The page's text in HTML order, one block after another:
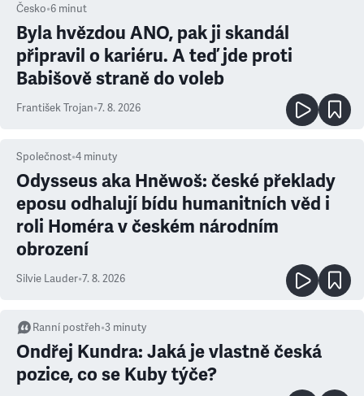
Česko•6 minut
Byla hvězdou ANO, pak ji skandál
připravil o kariéru. A teď jde proti
Babišově straně do voleb
František Trojan•7. 8. 2026
Společnost•4 minuty
Odysseus aka Hněwoš: české překlady
eposu odhalují bídu humanitních věd i
roli Homéra v českém národním
obrození
Silvie Lauder•7. 8. 2026
Ranní postřeh•3 minuty
Ondřej Kundra: Jaká je vlastně česká
pozice, co se Kuby týče?